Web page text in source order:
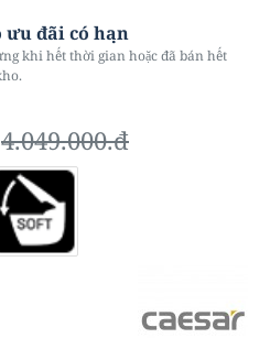
4.049.000.đ
ưu đãi có hạn
khi hết thời gian hoặc đã bán hết